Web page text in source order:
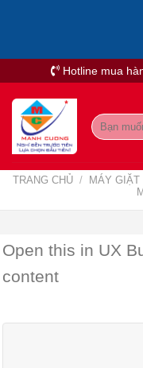
Hotline mua
Tìm
kiếm:
TRANG CHỦ / MÁY
Open this in UX
content